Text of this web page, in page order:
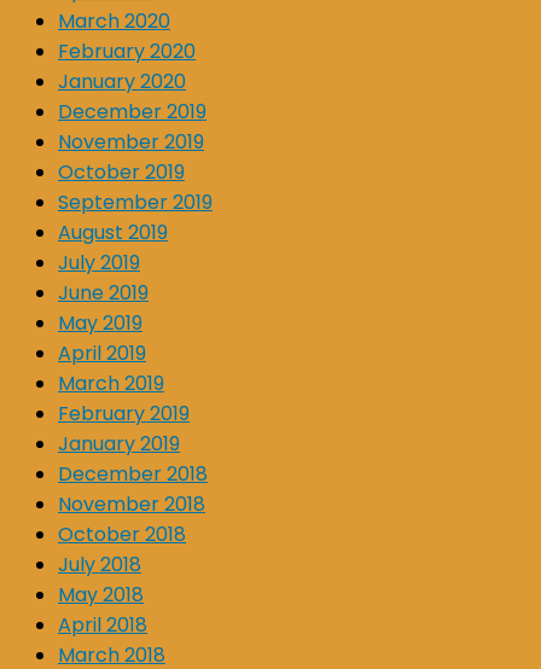
March 2020
February 2020
January 2020
December 2019
November 2019
October 2019
September 2019
August 2019
July 2019
June 2019
May 2019
April 2019
March 2019
February 2019
January 2019
December 2018
November 2018
October 2018
July 2018
May 2018
April 2018
March 2018